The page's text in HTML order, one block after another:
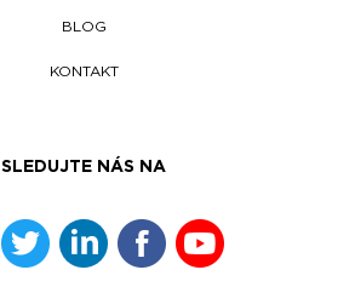
BLOG
KONTAKT
SLEDUJTE NÁS NA